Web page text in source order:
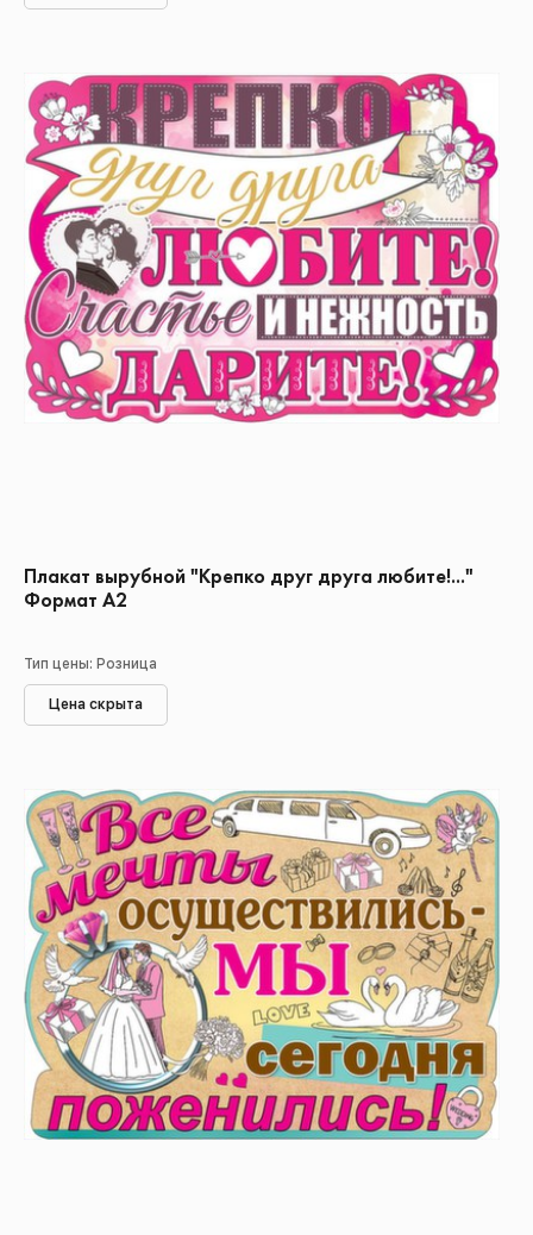
Плакат вырубной "Крепко друг друга любите!..."
Формат А2
Тип цены: Розница
Цена скрыта